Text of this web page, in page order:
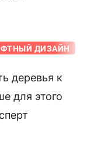
ДИЗАЙН
деревья к
для этого